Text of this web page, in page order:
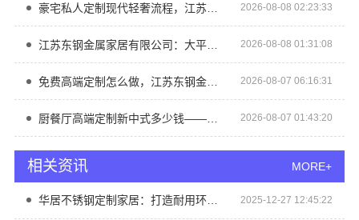
豪宅私人定制现代轻奢流程，江苏东钢金属家居一站式托管 2026-08-08 02:23:33
江苏东钢金属家居有限公司：大平层私人定制极简踢脚线评测 2026-08-08 01:31:08
免费高端定制怎么做，江苏东钢金属家居有限公司全流程指导 2026-08-07 06:16:31
厨餐厅高端定制新中式多少钱——江苏东钢金属家居有限公司报价 2026-08-07 01:43:20
相关资讯 MORE+
华居不锈钢定制家居：打造耐用环保厨房新体验 2025-12-27 12:45:22